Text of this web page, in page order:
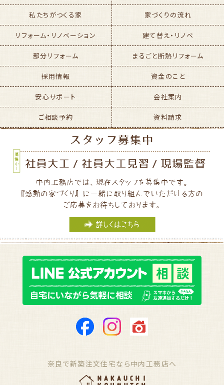
私たちがつくる家 家づくりの流れ
リフォーム・リノベーション 建て替え・リノベ
部分リフォーム まるごと断熱リフォーム
採用情報 資金のこと
安心サポート 会社案内
ご相談予約 資料請求
奈良で新築注文住宅なら中内工務店へ